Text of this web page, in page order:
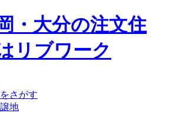
・大分の注文住
リブワーク
さがす
地